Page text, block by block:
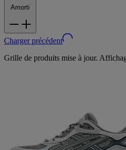
Amorti
Charger précédent
Grille de produits mise à jour.